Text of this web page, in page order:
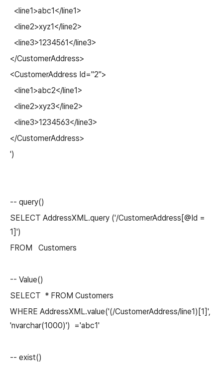
<line1>abc1</line1>
<line2>xyz1</line2>
<line3>1234561</line3>
</CustomerAddress>
<CustomerAddress Id="2">
<line1>abc2</line1>
<line2>xyz3</line2>
<line3>1234563</line3>
</CustomerAddress>
')
-- query()
SELECT AddressXML.query ('/CustomerAddress[@Id =
1]')
FROM Customers
-- Value()
SELECT * FROM Customers
WHERE AddressXML.value('(/CustomerAddress/line1)[1]',
'nvarchar(1000)') ='abc1'
-- exist()